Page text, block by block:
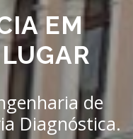
EM
de
Diagnóstica.